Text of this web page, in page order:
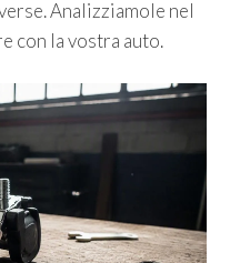
Analizziamole nel
con la vostra auto.